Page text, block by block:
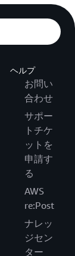
ヘルプ
お問い
合わせ
サポー
トチケ
ットを
申請す
る
AWS
re:Post
ナレッ
ジセン
ター